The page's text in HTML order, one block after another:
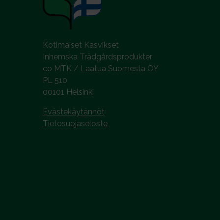
Kotimaiset Kasvikset
Inhemska Trädgårdsprodukter
co MTK / Laatua Suomesta OY
PL 510
00101 Helsinki
Evästekäytännöt
Tietosuojaseloste